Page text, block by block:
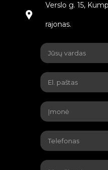
Verslo g. 15,
rajonas.